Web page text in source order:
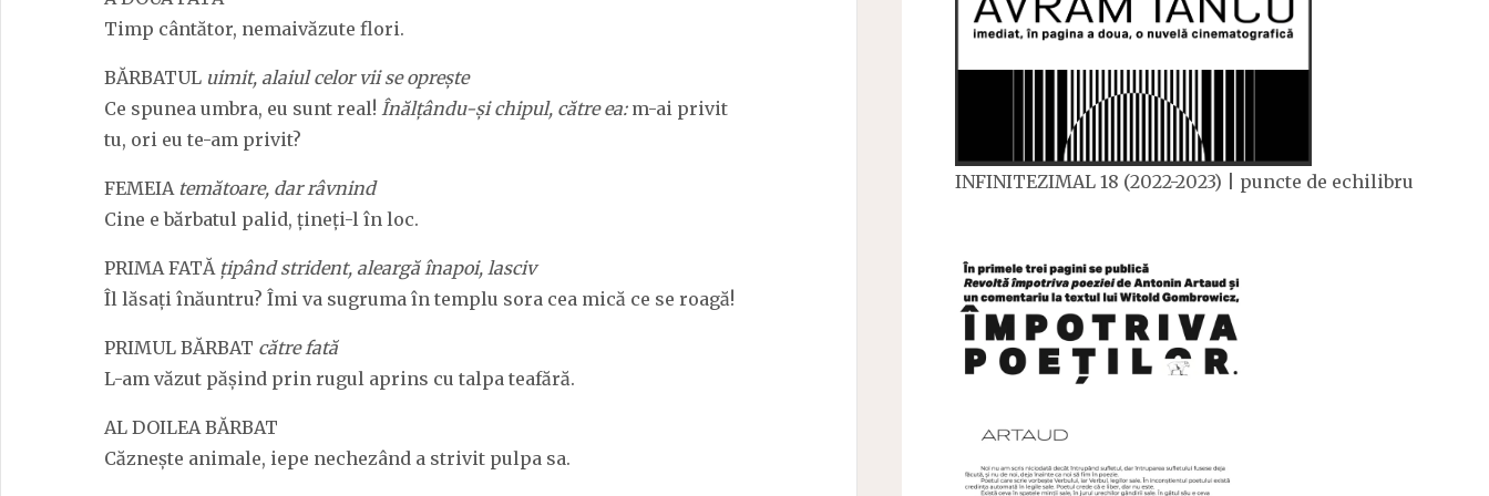
INFINITEZIMAL 18 (2022-2023) | puncte de echilibru
Timp cântător, nemaivăzute flori.
BĂRBATUL uimit, alaiul celor vii se oprește
Ce spunea umbra, eu sunt real! Înălțându-și chipul, către ea: m-ai privit
tu, ori eu te-am privit?
FEMEIA temătoare, dar râvnind
Cine e bărbatul palid, țineți-l în loc.
PRIMA FATĂ țipând strident, aleargă înapoi, lasciv
Îl lăsați înăuntru? Îmi va sugruma în templu sora cea mică ce se roagă!
PRIMUL BĂRBAT către fată
L-am văzut pășind prin rugul aprins cu talpa teafără.
AL DOILEA BĂRBAT
Căznește animale, iepe nechezând a strivit pulpa sa.